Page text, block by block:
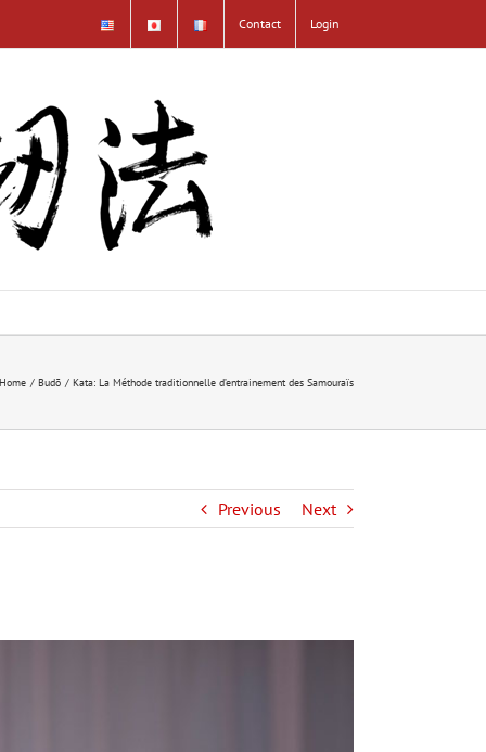
Contact Login
Home Budō Kata: La Méthode traditionnelle d’entrainement des Samouraïs
Previous Next